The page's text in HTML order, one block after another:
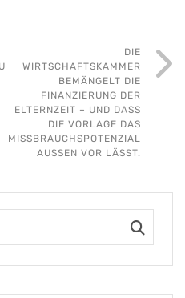
DIE
WIRTSCHAFTSKAMMER
BEMÄNGELT DIE
FINANZIERUNG DER
ELTERNZEIT – UND DASS
DIE VORLAGE DAS
MISSBRAUCHSPOTENZIAL
AUSSEN VOR LÄSST.